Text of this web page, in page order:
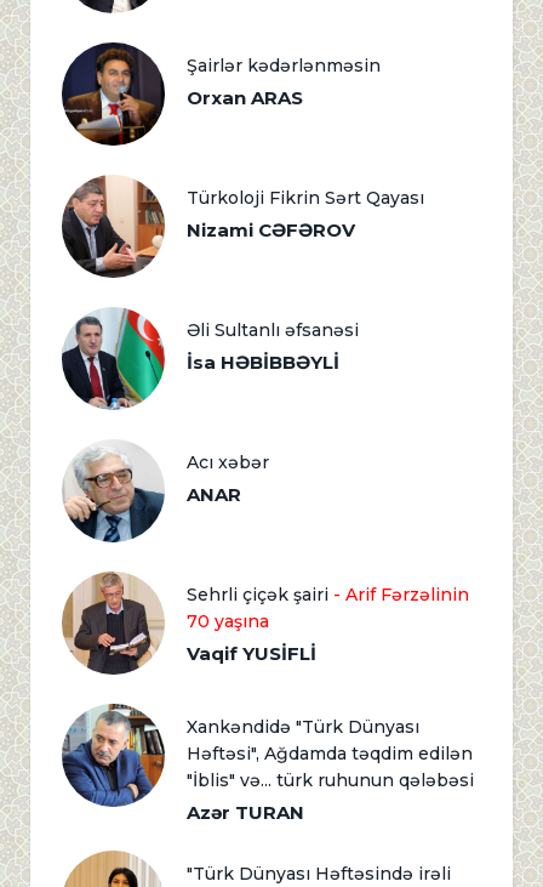
Şairlər kədərlənməsin
Orxan ARAS
Türkoloji Fikrin Sərt Qayası
Nizami CƏFƏROV
Əli Sultanlı əfsanəsi
İsa HƏBİBBƏYLİ
Acı xəbər
ANAR
Sehrli çiçək şairi - Arif Fərzəlinin
70 yaşına
Vaqif YUSİFLİ
Xankəndidə "Türk Dünyası
Həftəsi", Ağdamda təqdim edilən
"İblis" və... türk ruhunun qələbəsi
Azər TURAN
"Türk Dünyası Həftəsində irəli